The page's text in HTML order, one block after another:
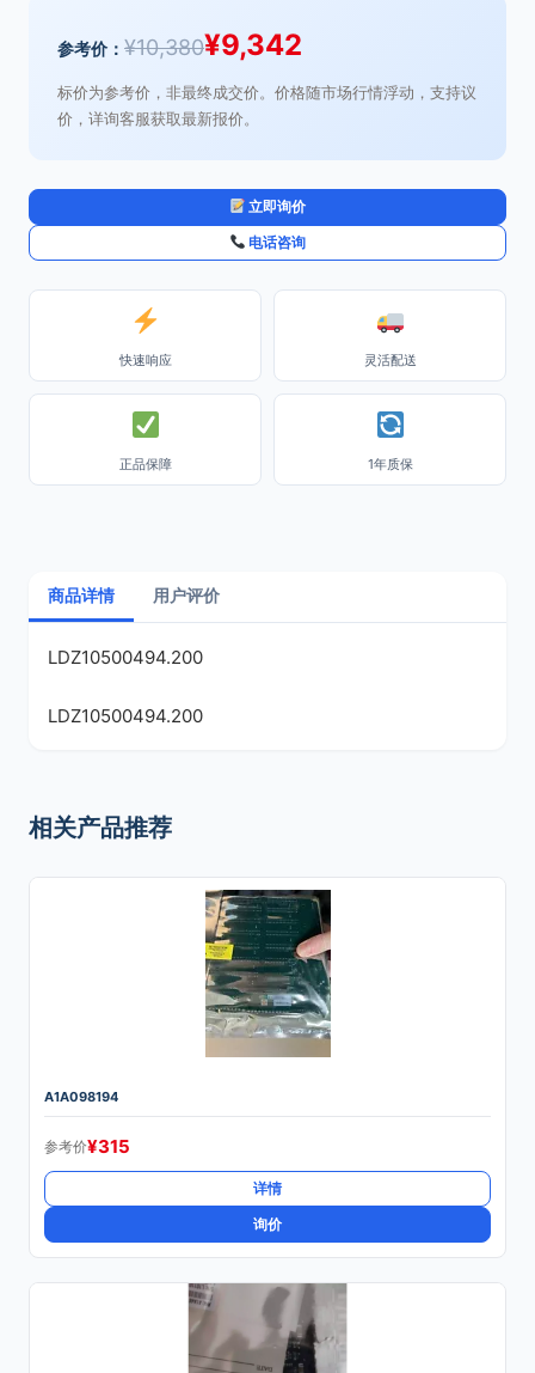
参考价： ¥10,380¥9,342
标价为参考价，非最终成交价。价格随市场行情浮动，支持议
价，详询客服获取最新报价。
立即询价
电话咨询
快速响应 灵活配送
正品保障 1年质保
商品详情 用户评价
LDZ10500494.200
LDZ10500494.200
相关产品推荐
A1A098194
参考价¥315
详情
询价